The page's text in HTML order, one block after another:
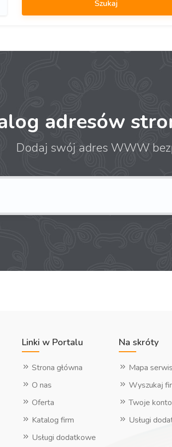
adresów
Dodaj swój adres WWW
Linki w Portalu
Strona główna
O nas
Oferta
Katalog firm
Usługi dodatkowe
Na skróty
Mapa
Wyszukaj
Twoje konto
Usługi